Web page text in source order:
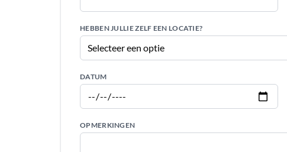
HEBBEN JULLIE ZELF EEN LOCATIE?
DATUM
OPMERKINGEN